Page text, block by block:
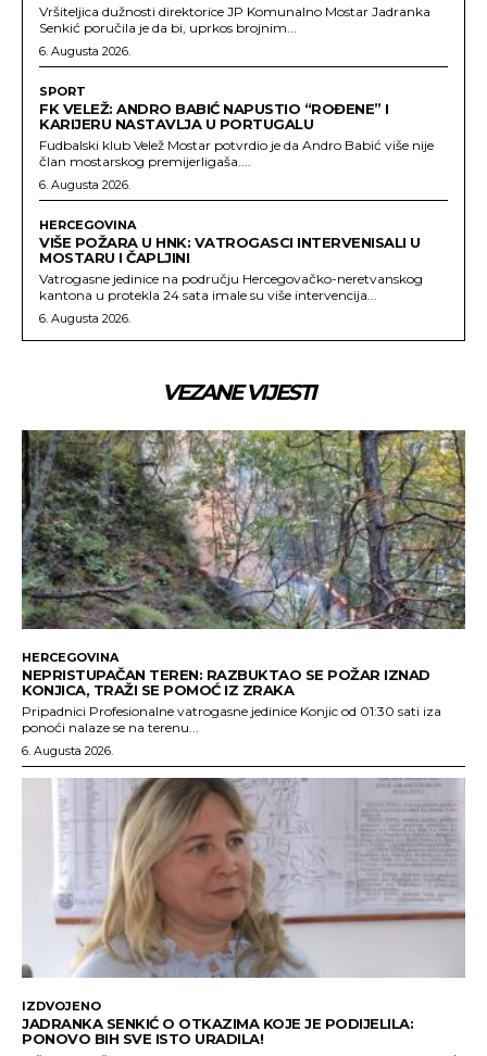
Vršiteljica dužnosti direktorice JP Komunalno Mostar Jadranka
Senkić poručila je da bi, uprkos brojnim...
6. Augusta 2026.
SPORT
FK VELEŽ: ANDRO BABIĆ NAPUSTIO “ROĐENE” I
KARIJERU NASTAVLJA U PORTUGALU
Fudbalski klub Velež Mostar potvrdio je da Andro Babić više nije
član mostarskog premijerligaša....
6. Augusta 2026.
HERCEGOVINA
VIŠE POŽARA U HNK: VATROGASCI INTERVENISALI U
MOSTARU I ČAPLJINI
Vatrogasne jedinice na području Hercegovačko-neretvanskog
kantona u protekla 24 sata imale su više intervencija...
6. Augusta 2026.
VEZANE VIJESTI
HERCEGOVINA
NEPRISTUPAČAN TEREN: RAZBUKTAO SE POŽAR IZNAD
KONJICA, TRAŽI SE POMOĆ IZ ZRAKA
Pripadnici Profesionalne vatrogasne jedinice Konjic od 01:30 sati iza
ponoći nalaze se na terenu...
6. Augusta 2026.
IZDVOJENO
JADRANKA SENKIĆ O OTKAZIMA KOJE JE PODIJELILA:
PONOVO BIH SVE ISTO URADILA!